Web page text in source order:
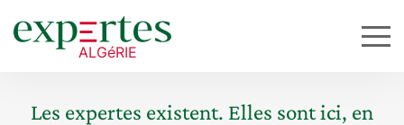
Les expertes existent. Elles sont ici, en